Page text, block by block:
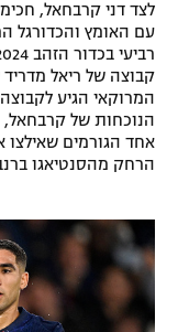
תקנון פעילות
רשיון להקרנה
הצטרפות לחבילת
לוח דרושים –
תגיות
המגזין
לצד דני קרבחאל,
עם האומץ והכדורגל
קבוצה של ריאל
המרוקאי הגיע
הנוכחות של קרבחאל,
אחד הגורמים
הרחק מהסנטיאגו